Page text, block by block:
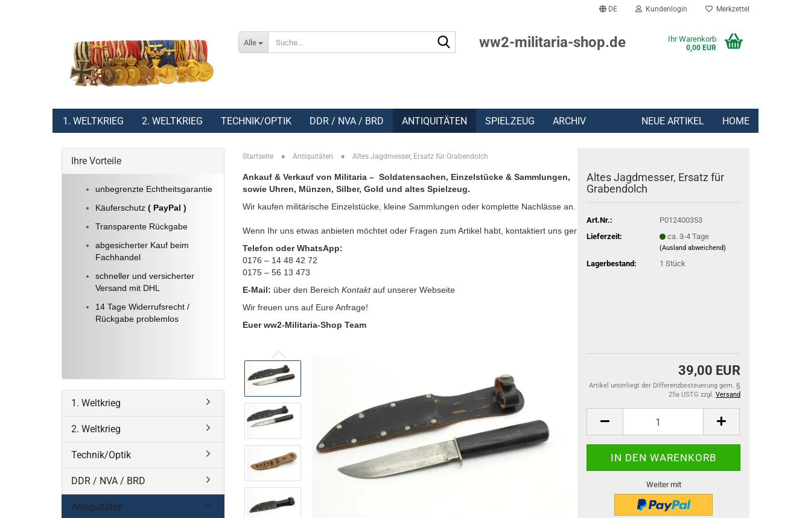
DE Kundenlogin Merkzettel
Alle ww2-militaria-shop.de Ihr Warenkorb
0,00 EUR
1. WELTKRIEG 2. WELTKRIEG TECHNIK/OPTIK DDR / NVA / BRD ANTIQUITÄTEN SPIELZEUG ARCHIV NEUE ARTIKEL HOME
Startseite » Antiquitäten » Altes Jagdmesser, Ersatz für Grabendolch
Ankauf & Verkauf von Militaria – Soldatensachen, Einzelstücke & Sammlungen,
sowie Uhren, Münzen, Silber, Gold und altes Spielzeug.
Wir kaufen militärische Einzelstücke, kleine Sammlungen oder komplette Nachlässe an.
Wenn Ihr uns etwas anbieten möchtet oder Fragen zum Artikel habt, kontaktiert uns gern:
Telefon oder WhatsApp:
0176 – 14 48 42 72
0175 – 56 13 473
E-Mail: über den Bereich Kontakt auf unserer Webseite
Wir freuen uns auf Eure Anfrage!
Euer ww2-Militaria-Shop Team
Altes Jagdmesser, Ersatz für
Grabendolch
Art.Nr.:
P012400353
Lieferzeit:
ca. 3-4 Tage
(Ausland abweichend)
Lagerbestand: 1Stück
39,00 EUR
Artikel unterliegt der Differenzbesteuerung gem. §
25a USTG zzgl. Versand
Weiter mit
Ihre Vorteile
unbegrenzte Echtheitsgarantie
Käuferschutz ( PayPal )
Transparente Rückgabe
abgesicherter Kauf beim
Fachhandel
schneller und versicherter
Versand mit DHL
14 Tage Widerrufsrecht /
Rückgabe problemlos
1. Weltkrieg
2. Weltkrieg
Technik/Optik
DDR / NVA / BRD
Antiquitäten